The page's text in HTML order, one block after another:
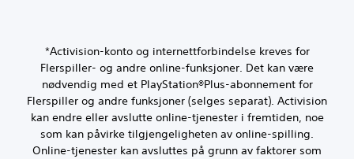
*Activision-konto og internettforbindelse kreves for
Flerspiller- og andre online-funksjoner. Det kan være
nødvendig med et PlayStation®Plus-abonnement for
Flerspiller og andre funksjoner (selges separat). Activision
kan endre eller avslutte online-tjenester i fremtiden, noe
som kan påvirke tilgjengeligheten av online-spilling.
Online-tjenester kan avsluttes på grunn av faktorer som